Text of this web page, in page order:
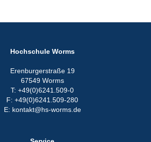
Hochschule Worms
Erenburgerstraße 19
67549 Worms
T: +49(0)6241.509-0
F: +49(0)6241.509-280
E: kontakt@hs-worms.de